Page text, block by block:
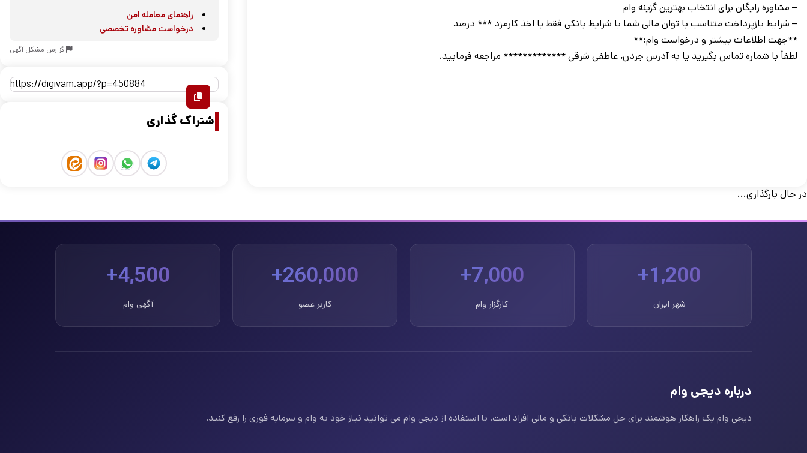
– مشاوره رایگان برای انتخاب بهترین گزینه وام
– شرایط بازپرداخت متناسب با توان مالی شما با شرایط بانکی فقط با اخذ کارمزد *** درصد
**جهت اطلاعات بیشتر و درخواست وام:**
لطفاً با شماره تماس بگیرید یا به آدرس جردن, عاطفی شرقی ************* مراجعه فرمایید.
راهنمای معامله امن
درخواست مشاوره تخصصی
گزارش مشکل آگهی
اشتراک گذاری
در حال بارگذاری...
1,200+
شهر ایران
7,000+
کارگزار وام
260,000+
کاربر عضو
4,500+
آگهی وام
درباره دیجی وام
دیجی وام یک راهکار هوشمند برای حل مشکلات بانکی و مالی افراد است. با استفاده از دیجی وام می توانید نیاز خود به وام و سرمایه فوری را رفع کنید.